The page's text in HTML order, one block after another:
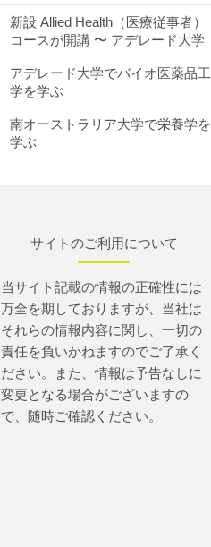
新設 Allied Health（医療従事者）
コースが開講 〜 アデレード大学
アデレード大学でバイオ医薬品工
学を学ぶ
南オーストラリア大学で栄養学を
学ぶ
サイトのご利用について
当サイト記載の情報の正確性には
万全を期しておりますが、当社は
それらの情報内容に関し、一切の
責任を負いかねますのでご了承く
ださい。また、情報は予告なしに
変更となる場合がございますの
で、随時ご確認ください。